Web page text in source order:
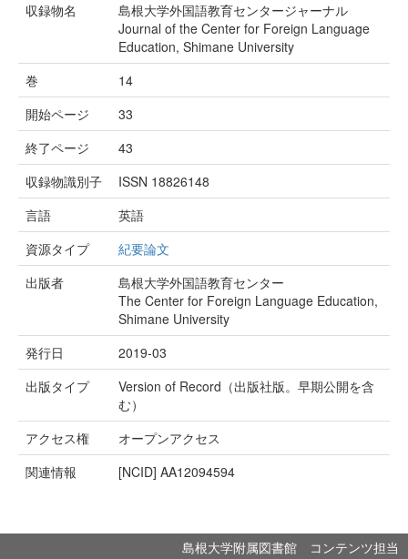
収録物名
島根大学外国語教育センタージャーナル
Journal of the Center for Foreign Language
Education, Shimane University
巻
14
開始ページ
33
終了ページ
43
収録物識別子
ISSN 18826148
言語
英語
資源タイプ
紀要論文
出版者
島根大学外国語教育センター
The Center for Foreign Language Education,
Shimane University
発行日
2019-03
出版タイプ
Version of Record（出版社版。早期公開を含
む）
アクセス権
オープンアクセス
関連情報
[NCID] AA12094594
島根大学附属図書館 コンテンツ担当